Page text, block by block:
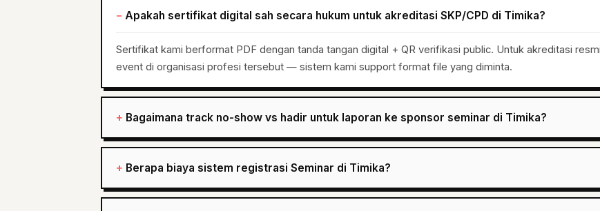
Apakah sertifikat digital sah secara hukum untuk akreditasi SKP/CPD di Timika?
Sertifikat kami berformat PDF dengan tanda tangan digital + QR verifikasi public. Untuk akreditasi
event di organisasi profesi tersebut — sistem kami support format file yang diminta.
Bagaimana track no-show vs hadir untuk laporan ke sponsor seminar di Timika?
Berapa biaya sistem registrasi Seminar di Timika?